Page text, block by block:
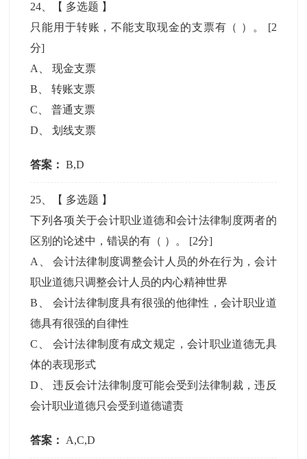
24 、【 多选题 】
只能用于转账，不能支取现金的支票有（ ）。 [2
分]
A
、现金支票
B 、转账支票
C 、普通支票
D 、划线支票
答案： B,D
25 、【 多选题 】
下列各项关于会计职业道德和会计法律制度两者的
区别的论述中，错误的有（ ）。 [2分]
A
、会计法律制度调整会计人员的外在行为，会计
职业道德只调整会计人员的内心精神世界
B
会计法律制度具有很强的他律性，会计职业道
德具有很强的自律性
C
会计法律制度有成文规定，会计职业道德无具
体的表现形式
D 、违反会计法律制度可能会受到法律制裁，违反
会计职业道德只会受到道德谴责
答案： A,C,D